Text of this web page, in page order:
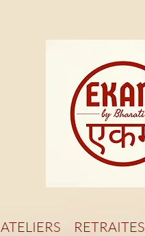
ATELIERS RETRAITES